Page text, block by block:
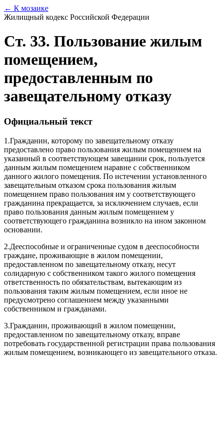
← К мозаике
Жилищный кодекс Российской Федерации
Ст. 33. Пользование жилым
помещением,
предоставленным по
завещательному отказу
Официальный текст
1.Гражданин, которому по завещательному отказу
предоставлено право пользования жилым помещением на
указанный в соответствующем завещании срок, пользуется
данным жилым помещением наравне с собственником
данного жилого помещения. По истечении установленного
завещательным отказом срока пользования жилым
помещением право пользования им у соответствующего
гражданина прекращается, за исключением случаев, если
право пользования данным жилым помещением у
соответствующего гражданина возникло на ином законном
основании.
2.Дееспособные и ограниченные судом в дееспособности
граждане, проживающие в жилом помещении,
предоставленном по завещательному отказу, несут
солидарную с собственником такого жилого помещения
ответственность по обязательствам, вытекающим из
пользования таким жилым помещением, если иное не
предусмотрено соглашением между указанными
собственником и гражданами.
3.Гражданин, проживающий в жилом помещении,
предоставленном по завещательному отказу, вправе
потребовать государственной регистрации права пользования
жилым помещением, возникающего из завещательного отказа.